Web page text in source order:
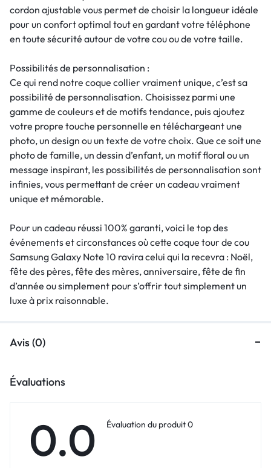
cordon ajustable vous permet de choisir la longueur idéale
pour un confort optimal tout en gardant votre téléphone
en toute sécurité autour de votre cou ou de votre taille.
Possibilités de personnalisation :
Ce qui rend notre coque collier vraiment unique, c’est sa
possibilité de personnalisation. Choisissez parmi une
gamme de couleurs et de motifs tendance, puis ajoutez
votre propre touche personnelle en téléchargeant une
photo, un design ou un texte de votre choix. Que ce soit une
photo de famille, un dessin d’enfant, un motif floral ou un
message inspirant, les possibilités de personnalisation sont
infinies, vous permettant de créer un cadeau vraiment
unique et mémorable.
Pour un cadeau réussi 100% garanti, voici le top des
événements et circonstances où cette coque tour de cou
Samsung Galaxy Note 10 ravira celui qui la recevra : Noël,
fête des pères, fête des mères, anniversaire, fête de fin
d’année ou simplement pour s’offrir tout simplement un
luxe à prix raisonnable.
Avis (0)
Évaluations
0.0 Évaluation du produit 0